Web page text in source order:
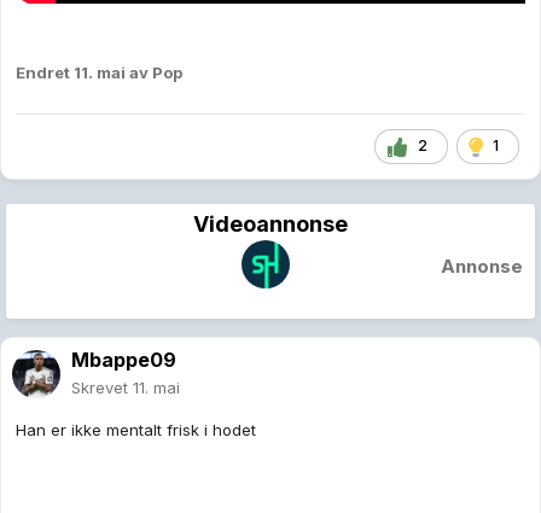
Endret 11. mai av Pop
2 1
Videoannonse
Annonse
Mbappe09
Skrevet 11. mai
Han er ikke mentalt frisk i hodet